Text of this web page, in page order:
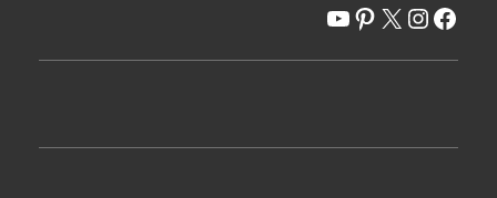
فيسبوك
انستغرام
X بينتريست
يوتيوب